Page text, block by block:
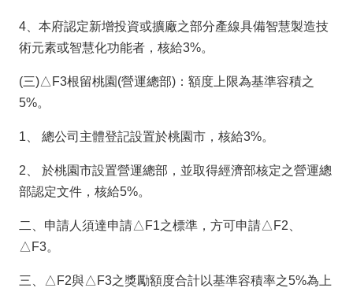
4、本府認定新增投資或擴廠之部分產線具備智慧製造技
術元素或智慧化功能者，核給3%。
(三)△F3根留桃園(營運總部)：額度上限為基準容積之
5%。
1、 總公司主體登記設置於桃園市，核給3%。
2、 於桃園市設置營運總部，並取得經濟部核定之營運總
部認定文件，核給5%。
二、申請人須達申請△F1之標準，方可申請△F2、
△F3。
三、△F2與△F3之獎勵額度合計以基準容積率之5%為上